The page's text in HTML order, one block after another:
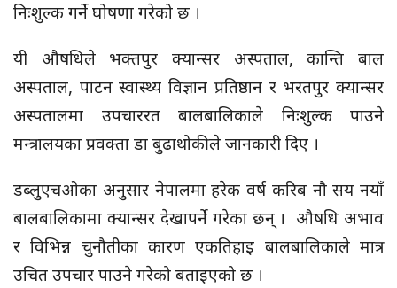
निःशुल्क गर्ने घोषणा गरेको छ ।
यी औषधिले भक्तपुर क्यान्सर अस्पताल, कान्ति बाल
अस्पताल, पाटन स्वास्थ्य विज्ञान प्रतिष्ठान र भरतपुर क्यान्सर
अस्पतालमा उपचाररत बालबालिकाले निःशुल्क पाउने
मन्त्रालयका प्रवक्ता डा बुढाथोकीले जानकारी दिए ।
डब्लुएचओका अनुसार नेपालमा हरेक वर्ष करिब नौ सय नयाँ
बालबालिकामा क्यान्सर देखापर्ने गरेका छन् । औषधि अभाव
र विभिन्न चुनौतीका कारण एकतिहाइ बालबालिकाले मात्र
उचित उपचार पाउने गरेको बताइएको छ ।